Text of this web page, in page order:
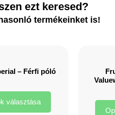
ezt keresed?
termékeinket is!
– Férfi póló
választása